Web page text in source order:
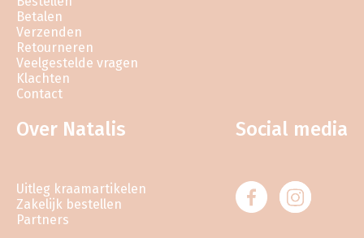
Betalen
Verzenden
Retourneren
Veelgestelde vragen
Klachten
Contact
Over Natalis
Uitleg kraamartikelen
Zakelijk bestellen
Partners
Social media